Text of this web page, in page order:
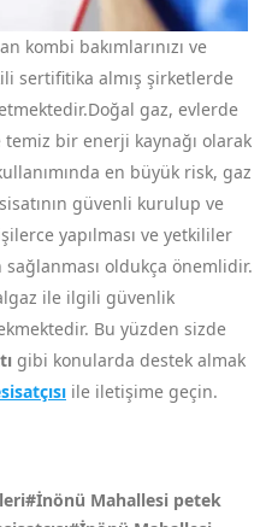
kombi bakımlarınızı ve
sertifitika almış şirketlerde
gaz, evlerde
bir enerji kaynağı olarak
en büyük risk, gaz
güvenli kurulup ve
yapılması ve yetkililer
oldukça önemlidir.
ile ilgili güvenlik
Bu yüzden sizde
gibi konularda destek almak
ile iletişime geçin.
Mahallesi petek